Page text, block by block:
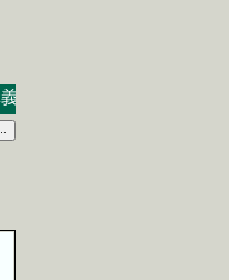
２０２３．３．１７ 米